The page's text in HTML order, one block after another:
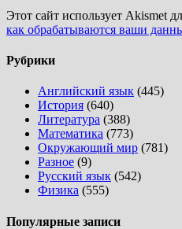
Этот сайт использует Akismet
как обрабатываются ваши
Рубрики
Английский язык (445)
История (640)
Литература (388)
Математика (773)
Окружающий мир (781)
Разное (9)
Русский язык (542)
Физика (555)
Популярные записи